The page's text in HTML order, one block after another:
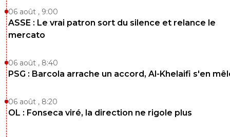
06 août , 9:00
ASSE : Le vrai patron sort du silence et relance le
mercato
06 août , 8:40
PSG : Barcola arrache un accord, Al-Khelaifi s'en
06 août , 8:20
OL : Fonseca viré, la direction ne rigole plus